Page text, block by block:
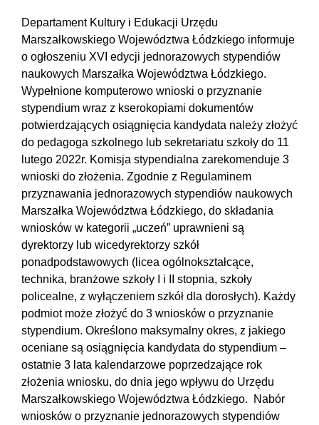
Departament Kultury i Edukacji Urzędu
Marszałkowskiego Województwa Łódzkiego informuje
o ogłoszeniu XVI edycji jednorazowych stypendiów
naukowych Marszałka Województwa Łódzkiego.
Wypełnione komputerowo wnioski o przyznanie
stypendium wraz z kserokopiami dokumentów
potwierdzających osiągnięcia kandydata należy złożyć
do pedagoga szkolnego lub sekretariatu szkoły do 11
lutego 2022r. Komisja stypendialna zarekomenduje 3
wnioski do złożenia. Zgodnie z Regulaminem
przyznawania jednorazowych stypendiów naukowych
Marszałka Województwa Łódzkiego, do składania
wniosków w kategorii „uczeń” uprawnieni są
dyrektorzy lub wicedyrektorzy szkół
ponadpodstawowych (licea ogólnokształcące,
technika, branżowe szkoły I i II stopnia, szkoły
policealne, z wyłączeniem szkół dla dorosłych). Każdy
podmiot może złożyć do 3 wniosków o przyznanie
stypendium. Określono maksymalny okres, z jakiego
oceniane są osiągnięcia kandydata do stypendium –
ostatnie 3 lata kalendarzowe poprzedzające rok
złożenia wniosku, do dnia jego wpływu do Urzędu
Marszałkowskiego Województwa Łódzkiego. Nabór
wniosków o przyznanie jednorazowych stypendiów